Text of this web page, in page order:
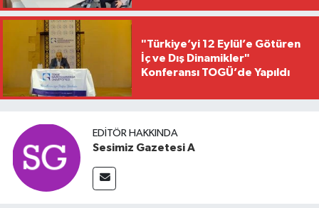
"Türkiye’yi 12 Eylül’e Götüren
İç ve Dış Dinamikler"
Konferansı TOGÜ’de Yapıldı
EDITÖR HAKKINDA
Sesimiz Gazetesi A